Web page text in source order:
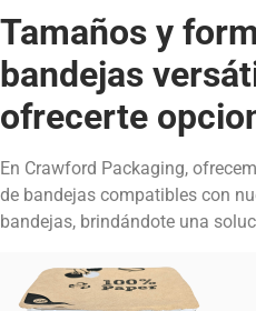
Tamaños y
bandejas
ofrecerte
En Crawford Packaging,
de bandejas compatibles con
bandejas, brindándote una